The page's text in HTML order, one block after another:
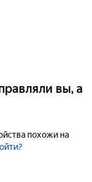
вы, а
похожи на